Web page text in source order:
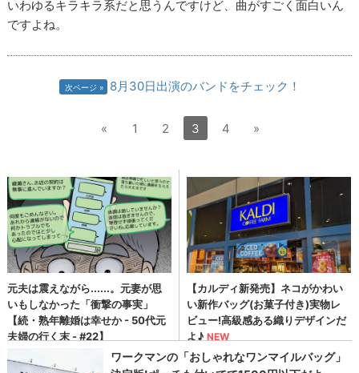
いわゆるキラキラ系だと思うんですけど、曲がすごく面白いん
ですよね。
次ページ 8月30日出演のバンドをチェック！
« 1 2 3 4 »